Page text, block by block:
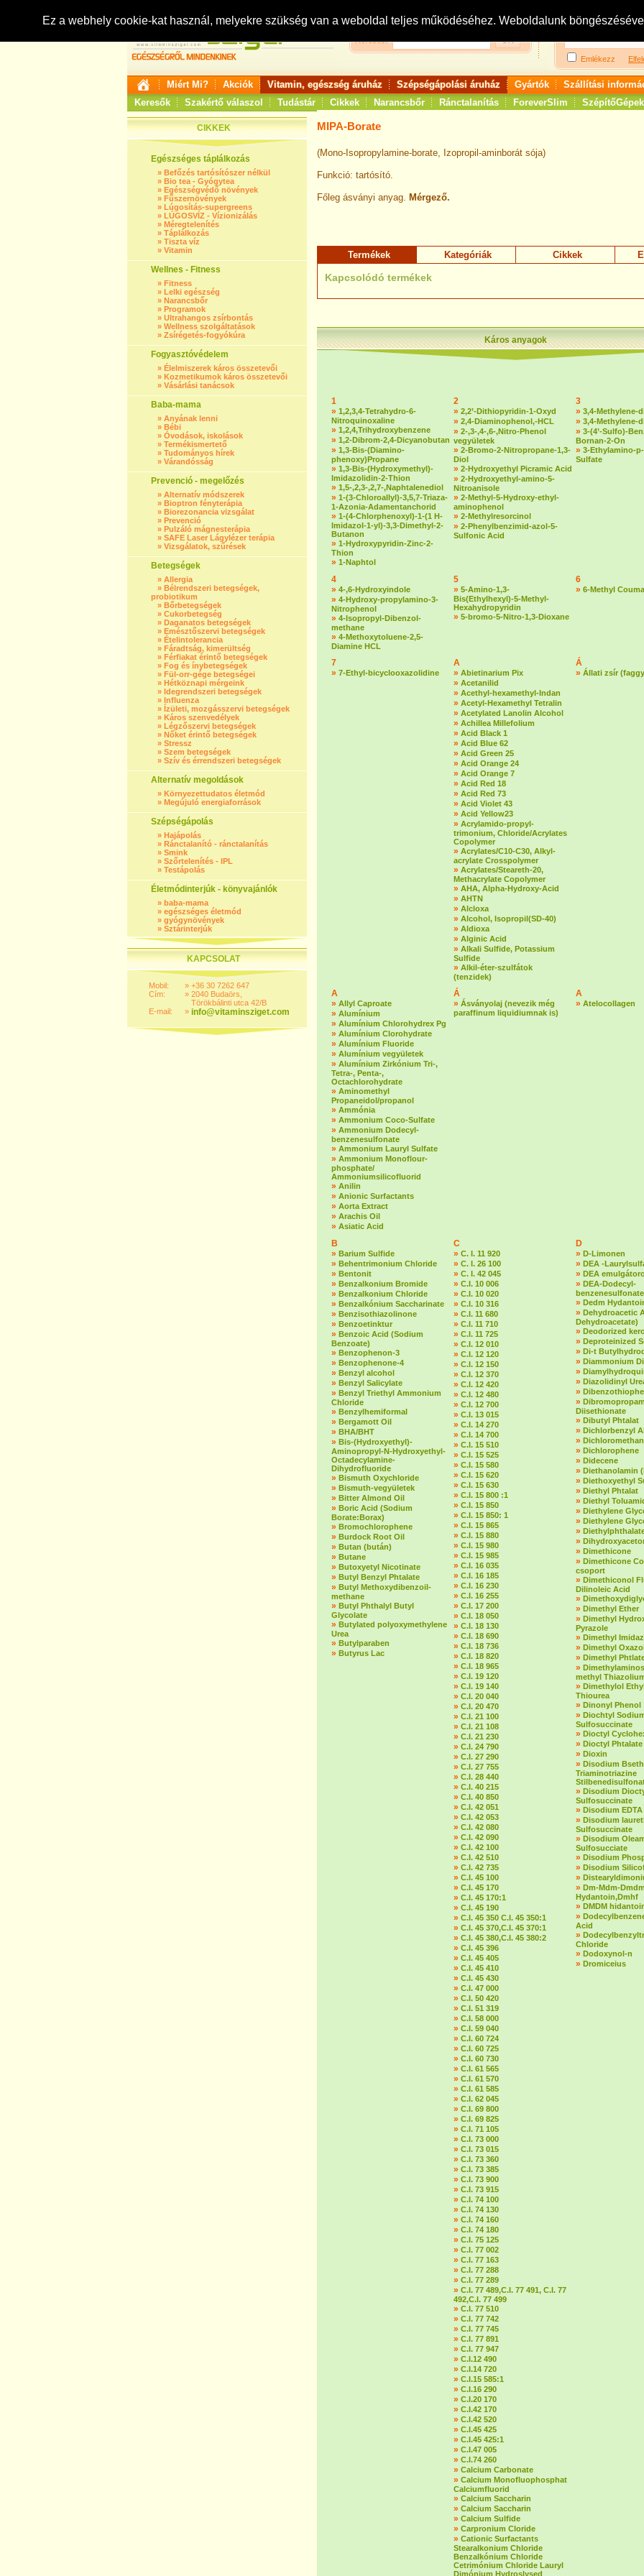
Ez a webhely cookie-kat használ, melyekre szükség van a weboldal teljes működéséhez. Weboldalunk
Keresés:
Bejelentkezés:
Emlékezz
Miért Mi? Akciók Vitamin, egészség áruház Szépségápolási áruház Gyártók
Szállítási
Keresők
Szakértő válaszol Tudástár Cikkek Narancsbőr Ránctalanítás ForeverSlim SzépítőGépek
CIKKEK
Egészséges táplálkozás
» Befőzés tartósítószer nélkül
» Bio tea - Gyógytea
» Egészségvédő növények
» Fűszernövények
» Lúgosítás-supergreens
» LÚGOSVÍZ - Vízionizálás
» Méregtelenítés
» Táplálkozás
» Tiszta víz
» Vitamin
Wellnes - Fitness
» Fitness
» Lelki egészség
» Narancsbőr
» Programok
» Ultrahangos zsírbontás
» Wellness szolgáltatások
» Zsírégetés-fogyókúra
Fogyasztóvédelem
» Élelmiszerek káros összetevői
» Kozmetikumok káros összetevői
» Vásárlási tanácsok
Baba-mama
» Anyának lenni
» Bébi
» Óvodások, iskolások
» Termékismertető
» Tudományos hírek
» Várandósság
Prevenció - megelőzés
» Alternatív módszerek
» Bioptron fényterápia
» Biorezonancia vizsgálat
» Prevenció
» Pulzáló mágnesterápia
» SAFE Laser Lágylézer terápia
» Vizsgálatok, szűrések
Betegségek
» Allergia
» Bélrendszeri betegségek,
probiotikum
» Bőrbetegségek
» Cukorbetegség
» Daganatos betegségek
» Emésztőszervi betegségek
» Ételintolerancia
» Fáradtság, kimerültség
» Férfiakat érintő betegségek
» Fog és ínybetegségek
» Fül-orr-gége betegségei
» Hétköznapi mérgeink
» Idegrendszeri betegségek
» Influenza
» Ízületi, mozgásszervi betegségek
» Káros szenvedélyek
» Légzőszervi betegségek
» Nőket érintő betegségek
» Stressz
» Szem betegségek
» Szív és érrendszeri betegségek
Alternatív megoldások
» Környezettudatos életmód
» Megújuló energiaforrások
Szépségápolás
» Hajápolás
» Ránctalanító - ránctalanítás
» Smink
» Szőrtelenítés - IPL
» Testápolás
Életmódinterjúk - könyvajánlók
» baba-mama
» egészséges életmód
» gyógynövények
» Sztárinterjúk
KAPCSOLAT
Mobil:
Cím:
E-mail:
»
»
»
+36 30 7262 647
2040 Budaörs,
Törökbálinti utca 42/B
info@vitaminsziget.com
MIPA-Borate
(Mono-Isopropylamine-borate, Izopropil-aminborát sója)
Funkció: tartósító.
Főleg ásványi anyag. Mérgező.
Termékek Kategóriák Cikkek
Kapcsolódó termékek
Káros anyagok
1
» 1,2,3,4-Tetrahydro-6-
Nitroquinoxaline
» 1,2,4,Trihydroxybenzene
» 1,2-Dibrom-2,4-Dicyanobutan
» 1,3-Bis-(Diamino-
phenoxy)Propane
» 1,3-Bis-(Hydroxymethyl)-
Imidazolidin-2-Thion
» 1,5-,2,3-,2,7-,Naphtalenediol
» 1-(3-Chloroallyl)-3,5,7-Triaza-
1-Azonia-Adamentanchorid
» 1-(4-Chlorphenoxyl)-1-(1 H-
Imidazol-1-yl)-3,3-Dimethyl-2-
Butanon
» 1-Hydroxypyridin-Zinc-2-
Thion
» 1-Naphtol
2
» 2,2’-Dithiopyridin-1-Oxyd
» 2,4-Diaminophenol,-HCL
» 2-,3-,4-,6-,Nitro-Phenol
vegyületek
» 2-Bromo-2-Nitropropane-1,3-
Diol
» 2-Hydroxyethyl Picramic Acid
» 2-Hydroxyethyl-amino-5-
Nitroanisole
» 2-Methyl-5-Hydroxy-ethyl-
aminophenol
» 2-Methylresorcinol
» 2-Phenylbenzimid-azol-5-
Sulfonic Acid
3
» 3,4-Methylene-
» 3,4-Methylene-
» 3-(4’-Sulfo)-
Bornan-2-On
» 3-Ethylamino-
Sulfate
4
» 4-,6-Hydroxyindole
» 4-Hydroxy-propylamino-3-
Nitrophenol
» 4-Isopropyl-Dibenzol-
methane
» 4-Methoxytoluene-2,5-
Diamine HCL
5
» 5-Amino-1,3-
Bis(Ethylhexyl)-5-Methyl-
Hexahydropyridin
» 5-bromo-5-Nitro-1,3-Dioxane
6
» 6-Methyl
7
» 7-Ethyl-bicyclooxazolidine
A
» Abietinarium Pix
» Acetanilid
» Acethyl-hexamethyl-Indan
» Acetyl-Hexamethyl Tetralin
» Acetylated Lanolin Alcohol
» Achillea Millefolium
» Acid Black 1
» Acid Blue 62
» Acid Green 25
» Acid Orange 24
» Acid Orange 7
» Acid Red 18
» Acid Red 73
» Acid Violet 43
» Acid Yellow23
» Acrylamido-propyl-
trimonium, Chloride/Acrylates
Copolymer
» Acrylates/C10-C30, Alkyl-
acrylate Crosspolymer
» Acrylates/Steareth-20,
Methacrylate Copolymer
» AHA, Alpha-Hydroxy-Acid
» AHTN
» Alcloxa
» Alcohol, Isopropil(SD-40)
» Aldioxa
» Alginic Acid
» Alkali Sulfide, Potassium
Sulfide
» Alkil-éter-szulfátok
(tenzidek)
Á
» Állati zsír
A
» Allyl Caproate
» Alumínium
» Alumínium Chlorohydrex Pg
» Alumínium Clorohydrate
» Alumínium Fluoride
» Alumínium vegyületek
» Alumínium Zirkónium Tri-,
Tetra-, Penta-,
Octachlorohydrate
» Aminomethyl
Propaneidol/propanol
» Ammónia
» Ammonium Coco-Sulfate
» Ammonium Dodecyl-
benzenesulfonate
» Ammonium Lauryl Sulfate
» Ammonium Monoflour-
phosphate/
Ammoniumsilicofluorid
» Anilin
» Anionic Surfactants
» Aorta Extract
» Arachis Oil
» Asiatic Acid
Á
» Ásványolaj (nevezik még
paraffinum liquidiumnak is)
A
» Atelocollagen
B
» Barium Sulfide
» Behentrimonium Chloride
» Bentonit
» Benzalkonium Bromide
» Benzalkonium Chloride
» Benzalkónium Saccharinate
» Benzisothiazolinone
» Benzoetinktur
» Benzoic Acid (Sodium
Benzoate)
» Benzophenon-3
» Benzophenone-4
» Benzyl alcohol
» Benzyl Salicylate
» Benzyl Triethyl Ammonium
Chloride
» Benzylhemiformal
» Bergamott Oil
» BHA/BHT
» Bis-(Hydroxyethyl)-
Aminopropyl-N-Hydroxyethyl-
Octadecylamine-
Dihydrofluoride
» Bismuth Oxychloride
» Bismuth-vegyületek
» Bitter Almond Oil
» Boric Acid (Sodium
Borate:Borax)
» Bromochlorophene
» Burdock Root Oil
» Butan (bután)
» Butane
» Butoxyetyl Nicotinate
» Butyl Benzyl Phtalate
» Butyl Methoxydibenzoil-
methane
» Butyl Phthalyl Butyl
Glycolate
» Butylated polyoxymethylene
Urea
» Butylparaben
» Butyrus Lac
C
» C. I. 11 920
» C. I. 26 100
» C. I. 42 045
» C.I. 10 006
» C.I. 10 020
» C.I. 10 316
» C.I. 11 680
» C.I. 11 710
» C.I. 11 725
» C.I. 12 010
» C.I. 12 120
» C.I. 12 150
» C.I. 12 370
» C.I. 12 420
» C.I. 12 480
» C.I. 12 700
» C.I. 13 015
» C.I. 14 270
» C.I. 14 700
» C.I. 15 510
» C.I. 15 525
» C.I. 15 580
» C.I. 15 620
» C.I. 15 630
» C.I. 15 800 :1
» C.I. 15 850
» C.I. 15 850: 1
» C.I. 15 865
» C.I. 15 880
» C.I. 15 980
» C.I. 15 985
» C.I. 16 035
» C.I. 16 185
» C.I. 16 230
» C.I. 16 255
» C.I. 17 200
» C.I. 18 050
» C.I. 18 130
» C.I. 18 690
» C.I. 18 736
» C.I. 18 820
» C.I. 18 965
» C.I. 19 120
» C.I. 19 140
» C.I. 20 040
» C.I. 20 470
» C.I. 21 100
» C.I. 21 108
» C.I. 21 230
» C.I. 24 790
» C.I. 27 290
» C.I. 27 755
» C.I. 28 440
» C.I. 40 215
» C.I. 40 850
» C.I. 42 051
» C.I. 42 053
» C.I. 42 080
» C.I. 42 090
» C.I. 42 100
» C.I. 42 510
» C.I. 42 735
» C.I. 45 100
» C.I. 45 170
» C.I. 45 170:1
» C.I. 45 190
» C.I. 45 350 C.I. 45 350:1
» C.I. 45 370,C.I. 45 370:1
» C.I. 45 380,C.I. 45 380:2
» C.I. 45 396
» C.I. 45 405
» C.I. 45 410
» C.I. 45 430
» C.I. 47 000
» C.I. 50 420
» C.I. 51 319
» C.I. 58 000
» C.I. 59 040
» C.I. 60 724
» C.I. 60 725
» C.I. 60 730
» C.I. 61 565
» C.I. 61 570
» C.I. 61 585
» C.I. 62 045
» C.I. 69 800
» C.I. 69 825
» C.I. 71 105
» C.I. 73 000
» C.I. 73 015
» C.I. 73 360
» C.I. 73 385
» C.I. 73 900
» C.I. 73 915
» C.I. 74 100
» C.I. 74 130
» C.I. 74 160
» C.I. 74 180
» C.I. 75 125
» C.I. 77 002
» C.I. 77 163
» C.I. 77 288
» C.I. 77 289
» C.I. 77 489,C.I. 77 491, C.I. 77
492,C.I. 77 499
» C.I. 77 510
» C.I. 77 742
» C.I. 77 745
» C.I. 77 891
» C.I. 77 947
» C.I.12 490
» C.I.14 720
» C.I.15 585:1
» C.I.16 290
» C.I.20 170
» C.I.42 170
» C.I.42 520
» C.I.45 425
» C.I.45 425:1
» C.I.47 005
» C.I.74 260
» Calcium Carbonate
» Calcium Monofluophosphat
Calciumfluorid
» Calcium Saccharin
» Calcium Saccharin
» Calcium Sulfide
» Carpronium Cloride
» Cationic Surfactants
Stearalkonium Chloride
Benzalkónium Chloride
Cetrimónium Chloride Lauryl
Dimónium Hydroslysed
D
» D-Limonen
» DEA -
» DEA
» DEA-Dodecyl-
benzenesulfonate
» Dedm
» Dehydroacetic
Dehydroacetate)
» Deodorized
» Deproteinized
» Di-t
» Diammonium
»
» Diazolidinyl
»
»
Diisethionate
» Dibutyl Phtalat
» Dichlorbenzyl
»
» Dichlorophene
» Didecene
» Diethanolamin
» Diethoxyethyl
» Diethyl Phtalat
» Diethyl
» Diethylene
» Diethylene
»
»
» Dimethicone
» Dimethicone
csoport
» Dimethiconol
Dilinoleic Acid
»
» Dimethyl Ether
» Dimethyl
Pyrazole
» Dimethyl
» Dimethyl
» Dimethyl
»
methyl
» Dimethylol
Thiourea
» Dinonyl Phenol
» Diochtyl
Sulfosuccinate
» Dioctyl
» Dioctyl Phtalate
» Dioxin
» Disodium
Triaminotriazine
» Disodium
Sulfosuccinate
» Disodium EDTA
» Disodium
Sulfosuccinate
» Disodium
Sulfosucciate
» Disodium
» Disodium
»
» Dm-Mdm-
Hydantoin,Dmhf
» DMDM
»
Acid
»
Chloride
» Dodoxynol-n
» Dromiceius